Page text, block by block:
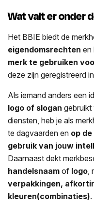
Wat valt er onder
Het BBIE biedt de
eigendomsrechten en
merk te gebruiken
deze zijn geregistreerd
Als iemand anders een
logo of slogan
diensten, heb je als
te dagvaarden en op
gebruik van jouw
Daarnaast dekt
handelsnaam of logo,
verpakkingen,
kleuren(combinaties).